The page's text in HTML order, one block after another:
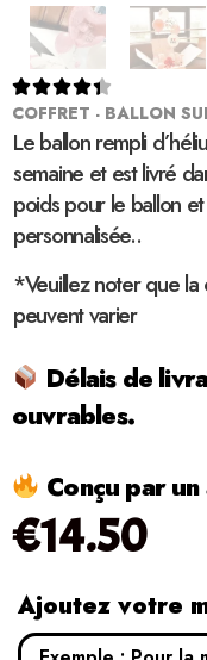

COFFRET - BALLON
Le ballon rempli
semaine et est livré
poids pour le ballon
personnalisée..
*Veuillez noter que
peuvent varier
Délais de
ouvrables.
Conçu par
€14.50
Ajoutez votre